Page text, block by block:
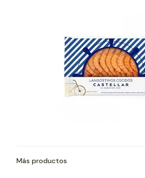
Más productos